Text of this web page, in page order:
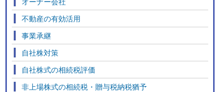
不動産の有効活用
事業承継
自社株対策
自社株式の相続税評価
非上場株式の相続税・贈与税納税猶予